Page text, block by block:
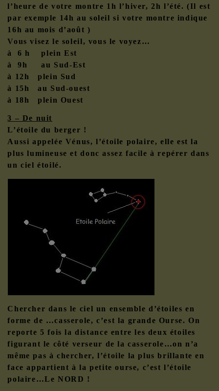
l’heure de votre montre 1h l’hiver, 2h l’été. (Il est
par exemple 14h au soleil si votre montre indique
16h au mois d’août )
Vous visez le soleil, vous le voyez…
à 6 h plein Est
à 9h au Sud-Est
à 12h plein Sud
à 15h au Sud-ouest
à 18h plein Ouest
3 – De nuit
L’étoile du berger !
Aussi appelée Vénus, l’étoile polaire, elle est la
plus lumineuse et donc assez facile à repérer dans
un ciel étoilé.
Chercher dans le ciel un ensemble d’étoiles en
forme de …casserole, c’est la grande Ourse. On
reporte 5 fois la distance entre les deux étoiles
figurant le côté verseur de la casserole…on n’a
même pas à chercher, l’étoile la plus brillante en
face appartient à la petite ourse, c’est l’étoile
polaire…Le NORD !